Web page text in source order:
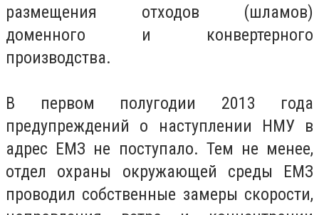
размещения отходов (шламов)
доменного и конвертерного
производства.
В первом полугодии 2013 года
предупреждений о наступлении НМУ в
адрес ЕМЗ не поступало. Тем не менее,
отдел охраны окружающей среды ЕМЗ
проводил собственные замеры скорости,